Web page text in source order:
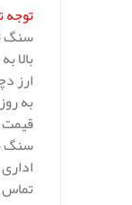
توجه
سنگ
بالا
ارز
به
قیمت
سنگ